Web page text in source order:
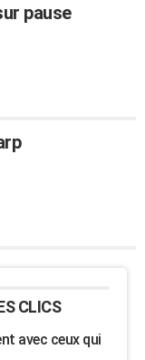
pause
CLICS
avec ceux qui